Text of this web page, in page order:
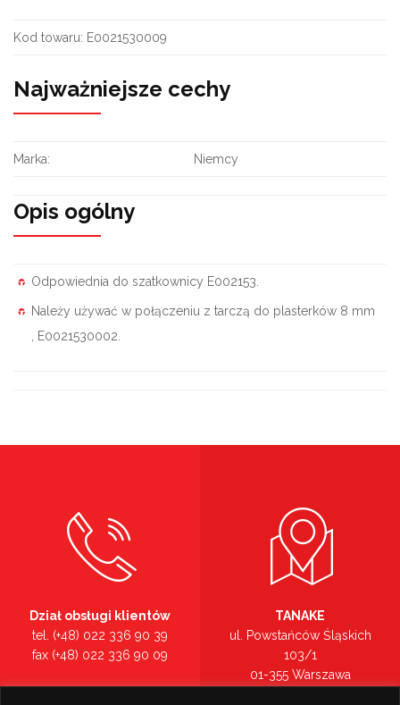
Kod towaru: E0021530009
Najważniejsze cechy
Marka: Niemcy
Opis ogólny
Odpowiednia do szatkownicy E002153.
Należy używać w połączeniu z tarczą do plasterków 8 mm
, E0021530002.
Dział obsługi klientów
tel. (+48) 022 336 90 39
fax (+48) 022 336 90 09
TANAKE
ul. Powstańców Śląskich
103/1
01-355 Warszawa